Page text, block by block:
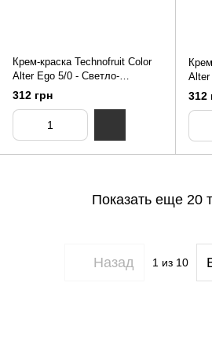
Крем-краска Technofruit Color
Alter Ego 5/0 - Светло-
каштановый 100 мл
312 грн
Alter
312
Показать еще 20
Назад 1из 10